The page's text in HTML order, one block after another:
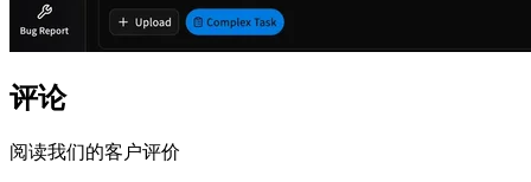
评论
阅读我们的客户评价